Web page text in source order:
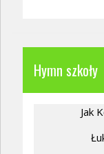
Hymn szkoły
Jak